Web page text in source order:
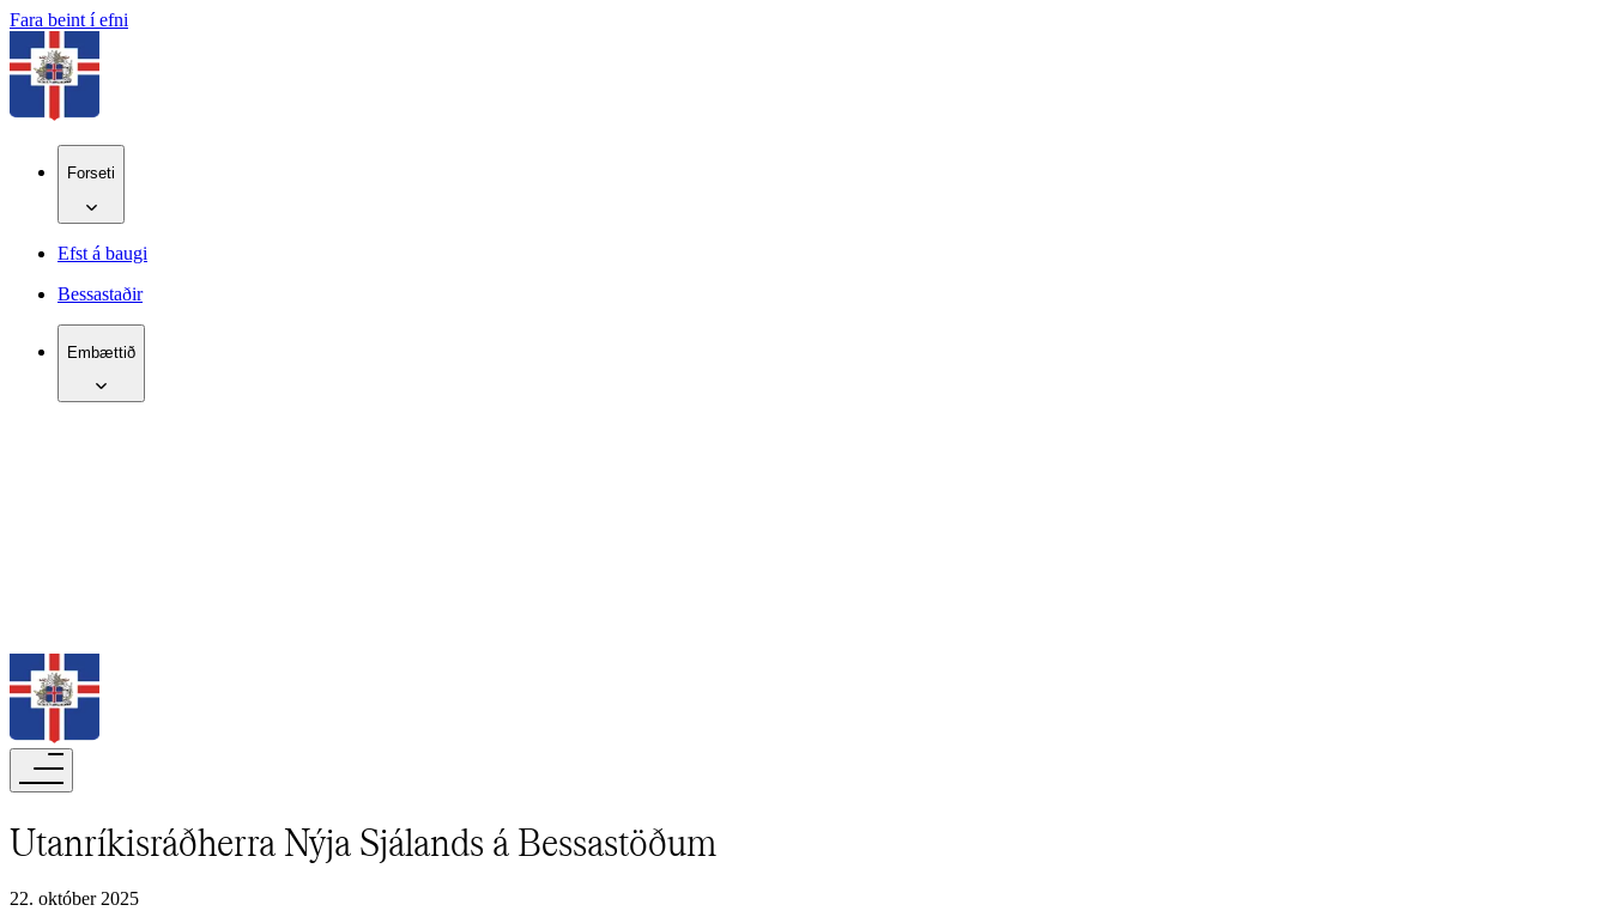
Fara beint í efni
Forseti
Efst á baugi
Bessastaðir
Embættið
Utanríkisráðherra Nýja Sjálands á Bessastöðum​​​​‌ ‍ ​‍​‍‌‍ ‌ ​‍‌‍‍‌‌‍‌ ‌‍‍‌‌‍ ‍​‍​‍​ ‍‍​‍​‍‌ ​ ‌‍​‌‌‍ ‍‌‍‍‌‌ ‌​‌ ‍‌​‍ ‍‌‍‍‌‌‍ ​‍​‍​‍ ​​‍​‍‌‍‍​‌ ​‍‌‍‌‌‌‍‌‍​‍​‍​ ‍‍​‍​‍‌‍‍​‌ ‌​‌ ‌​‌ ​​‌ ​ ​‍ ​‍ ‌‍‌‍‌‍ ‌ ​‍‌ ​ ‌‍‌‌‌ ‌​‌‍‍‌​‍ ‌‌‍‍‌‌ ​ ‌‍ ​‌‍​‌‌‍ ‍‌‍‌​‌ ​ ​‍ ‍‌ ‌‍‌‍‌‌‌ ​‍‌‍​ ‌‍‌‌‌‍ ​​‍ ‍‌‍​‌‌ ​​‌ ​​​‍ ‌ ​ ‌ ‌​‌ ‌‌‌‍‌​‌‍‍‌‌‍ ​‍ ‌‍‍‌‌‍ ‍‌ ‌​‌‍‌‌‌‍ ‍‌ ‌​​‍ ‌‍‌‌‌‍‌​‌‍‍‌‌ ‌​​‍ ‌‍ ‌‌‍ ‌‍‌​‌‍‌‌​ ‌‌ ​​‌ ​‍‌‍‌‌‌ ​ ‌‍‌‌‌‍ ‍‌ ‌​‌‍​‌‌ ‌​‌‍‍‌‌‍ ‌‍ ‍​ ‍ ‌‍‍‌‌‍‌​​ ‌‌ ​ ‌​‍‌‌​‌​‌‍‍​‌​​‌‌‍‌​‌‍​ ​ ‌‌‌‌‌​‌​​ ‌‌‍​‌‌​ ‌‌‌‌‌​‍‌​ ‌​‌​ ‌​ ​ ‌‌​ ‌‌‌​‌​​‌‌‌‌‍‌​‍​​ ‍ ‌ ‌​‌ ‍‌‌ ​​‌‍‌‌​ ‌‌‍ ‍‌‍‌‌‌ ‌ ‌ ​ ​ ‍ ‌ ​​‌‍​‌‌ ‌​‌‍‍​​ ‌‌ ‌​‌‍‍‌‌ ‌​‌‍ ​‌‍‌‌​ ‌‍​‍‌‍​‌‌ ​ ‌‍‌‌‌‌‌‌‌ ​‍‌‍ ​​ ‌‌‍‍​‌ ‌​‌ ‌​‌ ​​‌ ​ ​‍‌‌​ ​‍‌​‌‍​‍‌‌​ ​‍‌​‌‍‌‍‌‍‌‍ ‌ ​‍‌ ​ ‌‍‌‌‌ ‌​‌‍‍‌​‍ ‌‌‍‍‌‌ ​ ‌‍ ​‌‍​‌‌‍ ‍‌‍‌​‌ ​ ​‍ ‍‌ ‌‍‌‍‌‌‌ ​‍‌‍​ ‌‍‌‌‌‍ ​​‍ ‍‌‍​‌‌ ​​‌ ​​​‍‌‌​ ​‍‌​‌‍‌ ​ ‌ ‌​‌ ‌‌‌‍‌​‌‍‍‌‌‍ ​‍‌‍‌‍‍‌‌‍‌​​ ‌‌ ​ ‌​‍‌‌​‌​‌‍‍​‌​​‌‌‍‌​‌‍​ ​ ‌‌‌‌‌​‌​​ ‌‌‍​‌‌​ ‌‌‌‌‌​‍‌​ ‌​‌​ ‌​ ​ ‌‌​ ‌‌‌​‌​​‌‌‌‌‍‌​‍​​‍‌‍‌ ‌​‌ ‍‌‌ ​​‌‍‌‌​ ‌‌‍ ‍‌‍‌‌‌ ‌ ‌ ​ ​‍‌‍‌ ​​‌‍​‌‌ ‌​‌‍‍​​ ‌‌ ‌​‌‍‍‌‌ ‌​‌‍ ​‌‍‌‌​‍‌‍‌ ​​‌‍‌‌‌ ​‍‌ ​ ‌ ​​‌‍‌‌‌‍​ ‌ ‌​‌‍‍‌‌ ‌‍‌‍‌‌​ ‌‌ ​​‌ ‌‌‌‍​‍‌‍ ​‌‍‍‌‌ ​ ‌‍‍​‌‍‌‌‌‍‌​​‍​‍‌ ‌
22. október 2025